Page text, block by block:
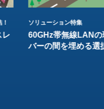
レ
ソリューション特集
60GHz帯無線LAN
バーの間を埋める選